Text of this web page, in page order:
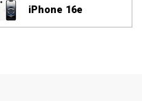
iPhone 16e